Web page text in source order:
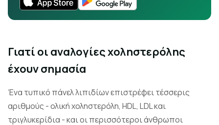
Γιατί οι αναλογίες χοληστερόλης
έχουν σημασία
Ένα τυπικό πάνελ λιπιδίων επιστρέφει τέσσερις
αριθμούς - ολική χοληστερόλη, HDL, LDL και
τριγλυκερίδια - και οι περισσότεροι άνθρωποι